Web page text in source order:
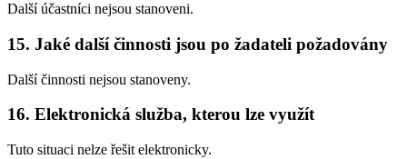
Další účastníci nejsou stanoveni.
15. Jaké další činnosti jsou po žadateli požadovány
Další činnosti nejsou stanoveny.
16. Elektronická služba, kterou lze využít
Tuto situaci nelze řešit elektronicky.